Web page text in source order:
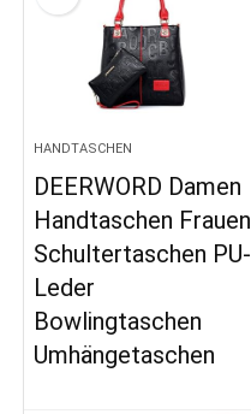
HANDTASCHEN
DEERWORD Damen
Handtaschen Frauen
Schultertaschen PU-
Leder
Bowlingtaschen
Umhängetaschen